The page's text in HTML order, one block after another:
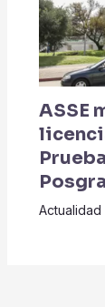
ASSE
Actualidad